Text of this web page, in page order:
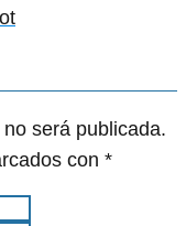
será publicada.
con *